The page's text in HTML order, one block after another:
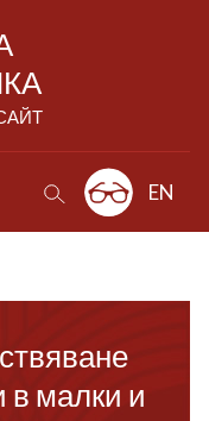
EN
в малки и